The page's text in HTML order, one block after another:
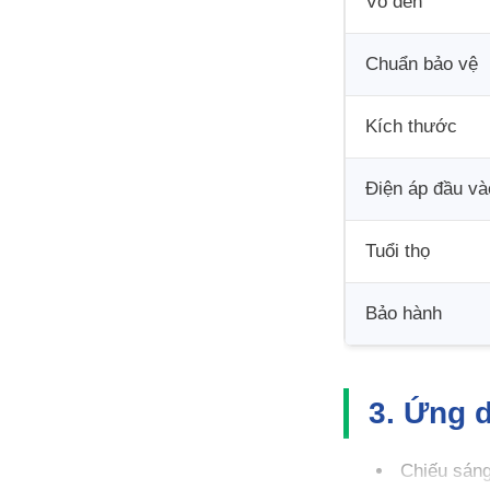
Chuẩn bảo vệ
Kích thước
Điện áp đầu
Tuổi thọ
Bảo hành
3. Ứng
Chiếu